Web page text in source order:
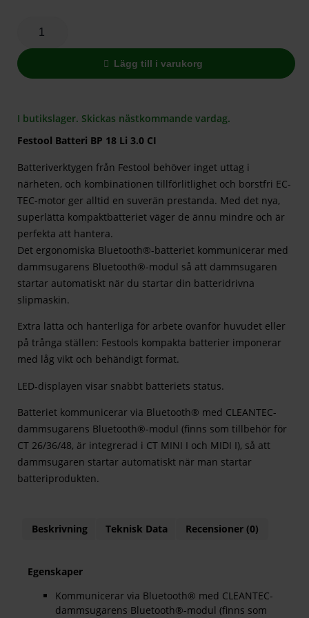
Lägg till i varukorg
I butikslager. Skickas nästkommande vardag.
Festool Batteri BP 18 Li 3.0 CI
Batteriverktygen från Festool behöver inget uttag i
närheten, och kombinationen tillförlitlighet och borstfri EC-
TEC-motor ger alltid en suverän prestanda. Med det nya,
superlätta kompaktbatteriet väger de ännu mindre och är
perfekta att hantera.
Det ergonomiska Bluetooth®-batteriet kommunicerar med
dammsugarens Bluetooth®-modul så att dammsugaren
startar automatiskt när du startar din batteridrivna
slipmaskin.
Extra lätta och hanterliga för arbete ovanför huvudet eller
på trånga ställen: Festools kompakta batterier imponerar
med låg vikt och behändigt format.
LED-displayen visar snabbt batteriets status.
Batteriet kommunicerar via Bluetooth® med CLEANTEC-
dammsugarens Bluetooth®-modul (finns som tillbehör för
CT 26/36/48, är integrerad i CT MINI I och MIDI I), så att
dammsugaren startar automatiskt när man startar
batteriprodukten.
Beskrivning Teknisk Data Recensioner (0)
Egenskaper
Kommunicerar via Bluetooth® med CLEANTEC-
dammsugarens Bluetooth®-modul (finns som